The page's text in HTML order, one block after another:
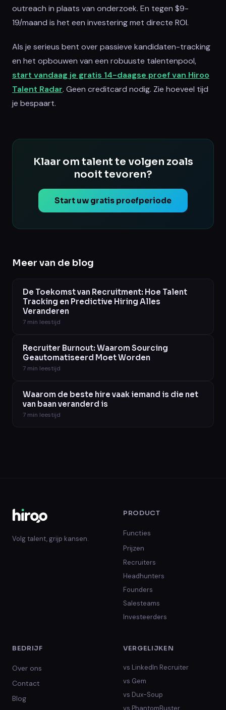
outreach in plaats van onderzoek. En tegen $9-
19/maand is het een investering met directe ROI.
Als je serieus bent over passieve kandidaten-tracking
en het opbouwen van een robuuste talentenpool,
start vandaag je gratis 14-daagse proef van Hiroo
Talent Radar. Geen creditcard nodig. Zie hoeveel tijd
je bespaart.
Klaar om talent te volgen zoals
nooit tevoren?
Start uw gratis proefperiode
Meer van de blog
De Toekomst van Recruitment: Hoe Talent
Tracking en Predictive Hiring Alles
Veranderen
7 min leestijd
Recruiter Burnout: Waarom Sourcing
Geautomatiseerd Moet Worden
7 min leestijd
Waarom de beste hire vaak iemand is die net
van baan veranderd is
7 min leestijd
Volg talent, grijp kansen.
PRODUCT
Functies
Prijzen
Recruiters
Headhunters
Founders
Salesteams
Investeerders
BEDRIJF
Over ons
Contact
Blog
VERGELIJKEN
vs LinkedIn Recruiter
vs Gem
vs Dux-Soup
vs PhantomBuster